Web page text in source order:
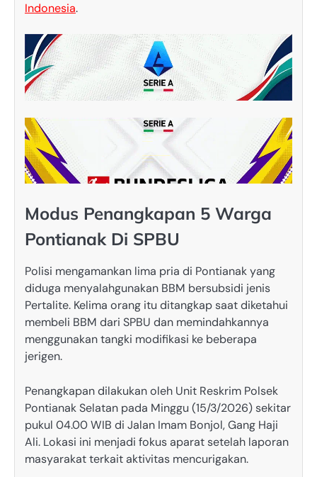
Indonesia.
Modus Penangkapan 5 Warga
Pontianak Di SPBU
Polisi mengamankan lima pria di Pontianak yang
diduga menyalahgunakan BBM bersubsidi jenis
Pertalite. Kelima orang itu ditangkap saat diketahui
membeli BBM dari SPBU dan memindahkannya
menggunakan tangki modifikasi ke beberapa
jerigen.
Penangkapan dilakukan oleh Unit Reskrim Polsek
Pontianak Selatan pada Minggu (15/3/2026) sekitar
pukul 04.00 WIB di Jalan Imam Bonjol, Gang Haji
Ali. Lokasi ini menjadi fokus aparat setelah laporan
masyarakat terkait aktivitas mencurigakan.